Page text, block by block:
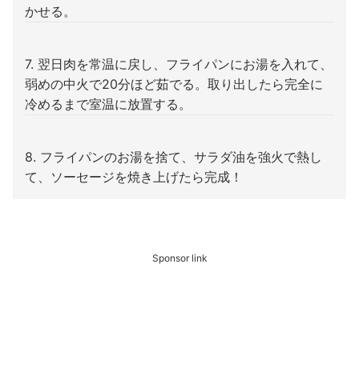
かせる。
7. 翌日肉を常温に戻し、フライパンにお湯を入れて、
弱めの中火で20分ほど茹でる。取り出したら完全に
冷めるまで室温に放置する。
8. フライパンのお湯を捨て、サラダ油を強火で熱し
て、ソーセージを焼き上げたら完成！
Sponsor link